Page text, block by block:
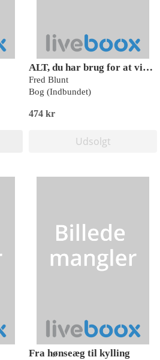
ALT, du har brug for at vide om hunde
Fred Blunt
Bog (Indbundet)
474 kr
Udsolgt
Fra hønseæg til kylling